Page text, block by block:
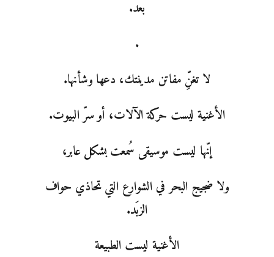
بعد.
.
لا تغنِّ مفاتن مدينتك، دعها وشأنها.
الأغنية ليست حركة الآلات، أو سرّ البيوت.
إنّها ليست موسيقى سُمعت بشكل عابر،
ولا ضجيج البحر في الشوارع التي تحاذي حواف
الزبَد.
الأغنية ليست الطبيعة